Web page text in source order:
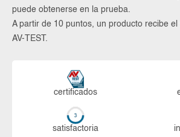
puede obtenerse en la prueba.
A partir de 10 puntos, un producto recibe
AV-TEST.
certi­ficados
sa­tis­fac­to­ria